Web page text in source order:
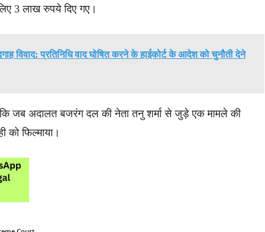
3 लाख रुपये दिए गए।
विवाद: प्रतिनिधि वाद घोषित करने के हाईकोर्ट के आदेश को चुनौती देने
जब अदालत बजरंग दल की नेता तनु शर्मा से जुड़े एक मामले की
को फिल्माया।